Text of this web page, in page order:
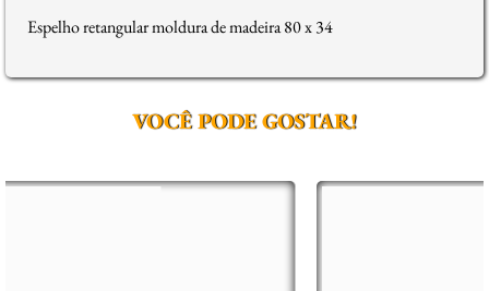
Espelho retangular moldura de madeira 80 x 34
VOCÊ PODE GOSTAR!